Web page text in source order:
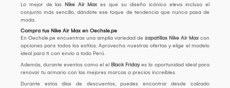
Lo mejor de las Nike Air Max es que su diseño icónico eleva incluso el
conjunto más sencillo, dándote ese toque de tendencia que nunca pasa de
moda.
Compra tus Nike Air Max en Oechsle.pe
En Oechsle.pe encuentras una amplia variedad de zapatillas Nike Air Max con
opciones para todos los estilos. Aprovecha nuestras ofertas y elige el modelo
ideal para ti con envío a todo Perú.
Además, durante eventos como el el Black Fridayes la oportunidad ideal para
renovar tu armario con las mejores marcas a precios increíbles.
Durante estos días de descuentos, puedes encontrar desde calzado